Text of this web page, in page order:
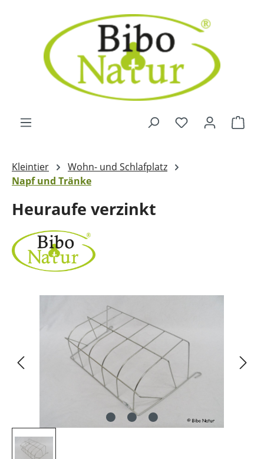
Zum Hauptinhalt springen
Kleintier
Wohn- und Schlafplatz
Napf und Tränke
Heuraufe verzinkt